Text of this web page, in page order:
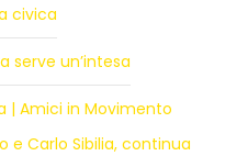
civica
serve un’intesa
| Amici in Movimento
e Carlo Sibilia, continua